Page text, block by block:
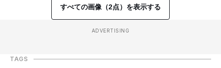
すべての画像（2点）を表示する
ADVERTISING
TAGS